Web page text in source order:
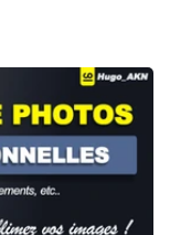
je suis ravi
sur
d'image
moderne de
charte graphique
d'autres
phares de